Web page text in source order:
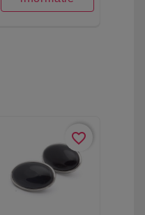
favorite_border